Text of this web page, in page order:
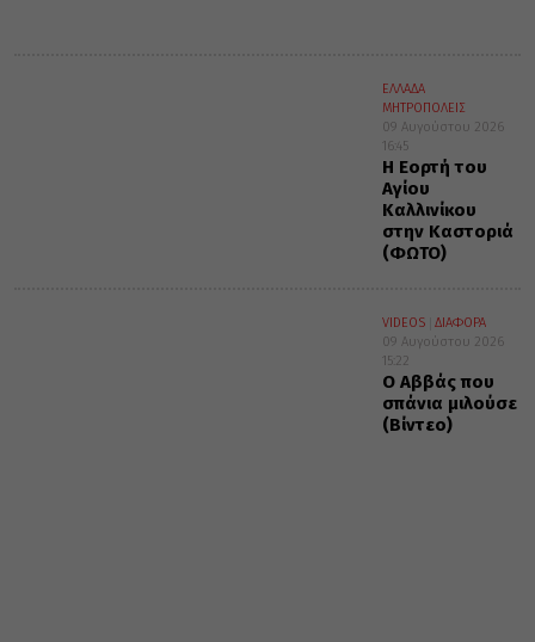
ΕΛΛΑΔΑ
ΜΗΤΡΟΠΟΛΕΙΣ
09 Αυγούστου 2026
16:45
Η Εορτή του
Αγίου
Καλλινίκου
στην Καστοριά
(ΦΩΤΟ)
VIDEOS
ΔΙΑΦΟΡΑ
09 Αυγούστου 2026
15:22
Ο Αββάς που
σπάνια μιλούσε
(Βίντεο)